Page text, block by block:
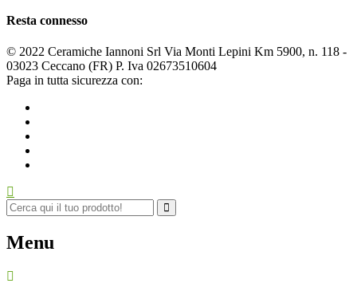
Resta connesso
© 2022 Ceramiche Iannoni Srl Via Monti Lepini Km 5900, n. 118 -
03023 Ceccano (FR) P. Iva 02673510604
Paga in tutta sicurezza con:
Menu